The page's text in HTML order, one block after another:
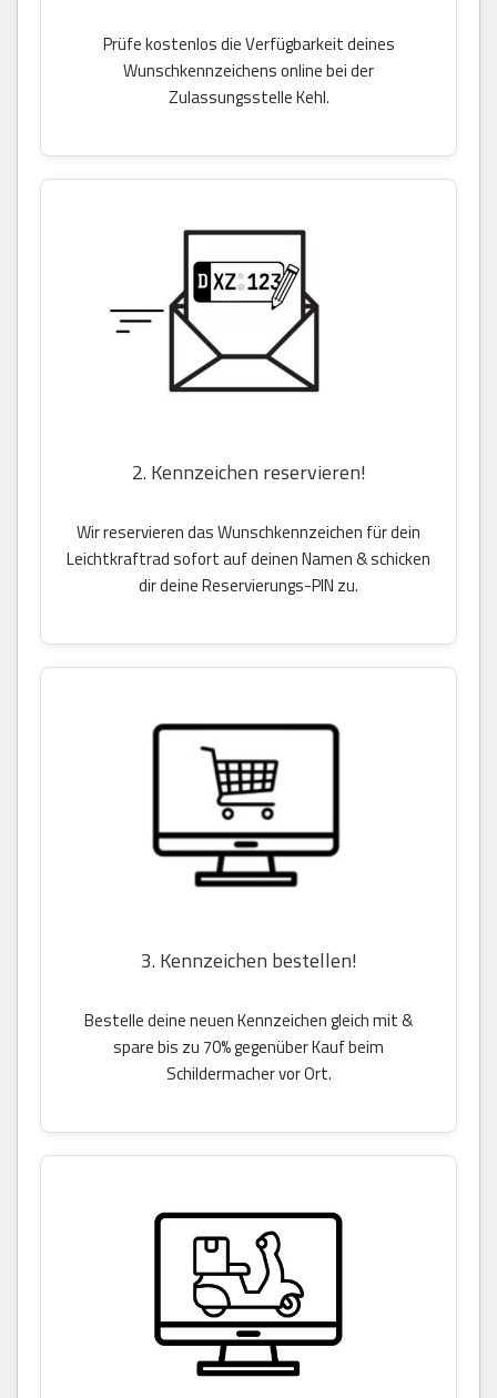
Prüfe kostenlos die Verfügbarkeit deines
Wunschkennzeichens online bei der
Zulassungsstelle Kehl.
2. Kennzeichen reservieren!
Wir reservieren das Wunschkennzeichen für dein
Leichtkraftrad sofort auf deinen Namen & schicken
dir deine Reservierungs-PIN zu.
3. Kennzeichen bestellen!
Bestelle deine neuen Kennzeichen gleich mit &
spare bis zu 70% gegenüber Kauf beim
Schildermacher vor Ort.